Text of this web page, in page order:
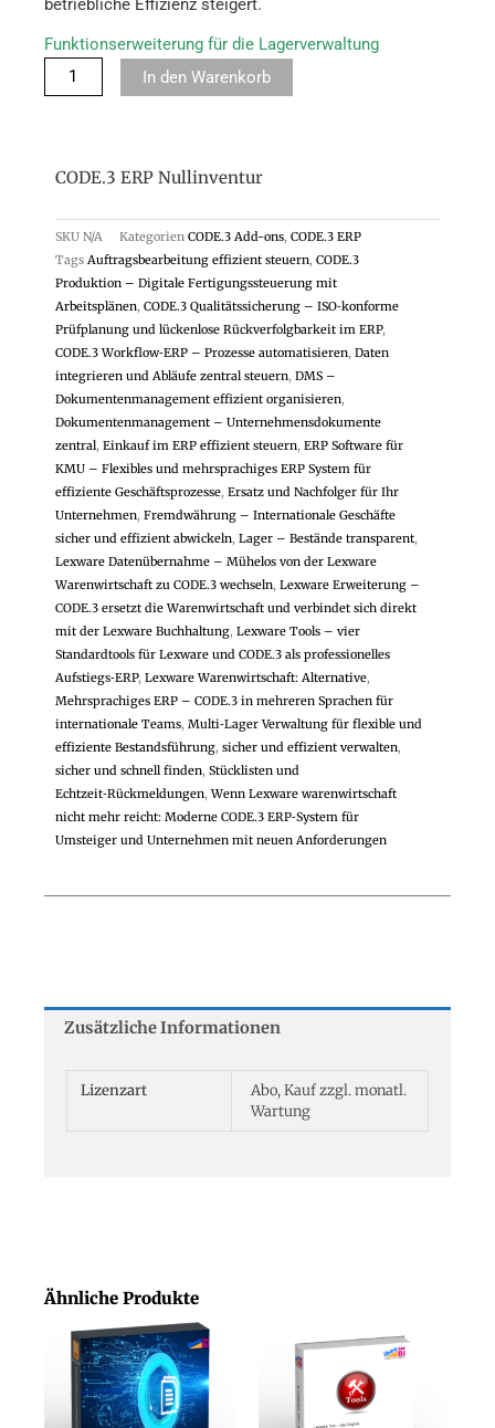
betriebliche Effizienz steigert.
Funktionserweiterung für die Lagerverwaltung
In den Warenkorb
Ähnliche Produkte
CODE.3 ERP Nullinventur
SKU N/A Kategorien CODE.3 Add-ons, CODE.3 ERP
Tags Auftragsbearbeitung effizient steuern, CODE.3
Produktion – Digitale Fertigungssteuerung mit
Arbeitsplänen, CODE.3 Qualitätssicherung – ISO‑konforme
Prüfplanung und lückenlose Rückverfolgbarkeit im ERP,
CODE.3 Workflow‑ERP – Prozesse automatisieren, Daten
integrieren und Abläufe zentral steuern, DMS –
Dokumentenmanagement effizient organisieren,
Dokumentenmanagement – Unternehmensdokumente
zentral, Einkauf im ERP effizient steuern, ERP Software für
KMU – Flexibles und mehrsprachiges ERP System für
effiziente Geschäftsprozesse, Ersatz und Nachfolger für Ihr
Unternehmen, Fremdwährung – Internationale Geschäfte
sicher und effizient abwickeln, Lager – Bestände transparent,
Lexware Datenübernahme – Mühelos von der Lexware
Warenwirtschaft zu CODE.3 wechseln, Lexware Erweiterung –
CODE.3 ersetzt die Warenwirtschaft und verbindet sich direkt
mit der Lexware Buchhaltung, Lexware Tools – vier
Standardtools für Lexware und CODE.3 als professionelles
Aufstiegs‑ERP, Lexware Warenwirtschaft: Alternative,
Mehrsprachiges ERP – CODE.3 in mehreren Sprachen für
internationale Teams, Multi‑Lager Verwaltung für flexible und
effiziente Bestandsführung, sicher und effizient verwalten,
sicher und schnell finden, Stücklisten und
Echtzeit‑Rückmeldungen,Wenn Lexware warenwirtschaft
nicht mehr reicht: Moderne CODE.3 ERP‑System für
Umsteiger und Unternehmen mit neuen Anforderungen
Zusätzliche Informationen
Lizenzart
Abo, Kauf zzgl. monatl.
Wartung